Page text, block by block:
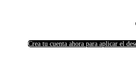
Crea tu cuenta ahora para aplicar el